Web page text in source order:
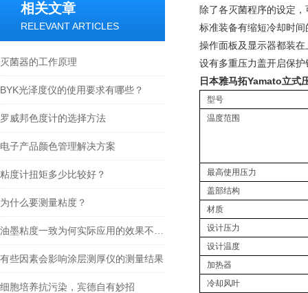
相关文章
RELEVANT ARTICLES
灭菌器的工作原理
BYK光泽度仪的使用要求有哪些？
罗威邦色度计的选择方法
电子产品颜色管理解决方案
粘度计扭矩多少比较好？
为什么要测量粘度？
有些因素会影响涂层测厚仪的测量结果
细胞培养抗污染，宾德自有妙招
除了各灭菌程序的设定
标准装备有缩短冷却时
操作面板及显示器都装
设有多重压力盖开启保
日本雅马拓Yamato立式
型号
温度范围
最高使用压力
盖部结构
材质
设计压力
设计温度
加热器
冷却风叶